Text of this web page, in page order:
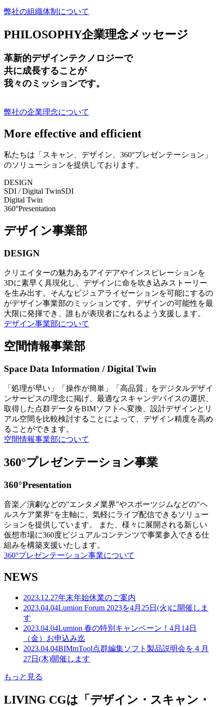
弊社の組織体制について
PHILOSOPHY企業理念メッセージ
革新的デザインテクノロジーで
共に成長することが
我々のミッションです。
弊社の企業理念について
More effective and efficient
私たちは「スキャン、デザイン、360°プレゼンテーション」
のソリューションを提供しております。
DESIGN
SDI / Digital TwinSDI
Digital Twin
360°Presentation
デザイン事業部
DESIGN
クリエイターの魅力あるアイデアやインスピレーションを
3Dに素早く具現化し、デザインに命を吹き込みストーリー
を生み出す。そんなビジュアライゼーションを可能にするの
がデザイン事業部のミッションです。デザインの可能性を最
大限に発揮でき、誰もが表現者になれるよう支援します。
デザイン事業部について
空間情報事業部
Space Data Information / Digital Twin
「処理が早い」「操作が簡単」「高品質」をデジタルデザイ
ンサービスの理念に掲げ、最適なスキャンデバイスの選択、
取得した点群データをBIMソフトへ変換、設計デザインとリ
アル空間を比較検討することによって、デザイン精度を高め
ることができます。
空間情報事業部について
360°プレゼンテーション事業
360°Presentation
音楽／演劇などの"エンタメ業界"やスポーツジムなどの"ヘ
ルスケア業界"を主軸に、気軽にライブ配信できるソリュー
ションを提供しています。 また、様々に展開される新しい
仮想市場に360度ビジュアルコンテンツで事業参入できる仕
組みを構築支援いたします。
360°プレゼンテーション事業について
NEWS
2023.12.27年末年始休業のご案内
2023.04.04Lumion Forum 2023を4月25日(火)に開催しま
す
2023.04.04Lumion 春の特別キャンペーン！4月14日
（金）お申込み迄
2023.04.04BIMmTool点群編集ソフト製品説明会を４月
27日(木)開催します
もっと見る
LIVING CGは「デザイン・スキャン・